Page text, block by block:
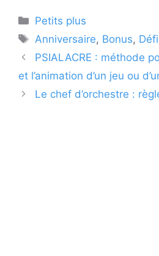
Catégories
Petits plus
Étiquettes
Anniversaire, Bonus, Défi
PSIALACRE : méthode
et l’animation d’un jeu ou
Le chef d’orchestre :